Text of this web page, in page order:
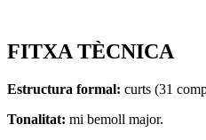
FITXA TÈCNICA
Estructura formal: curts (31
Tonalitat: mi bemoll major.